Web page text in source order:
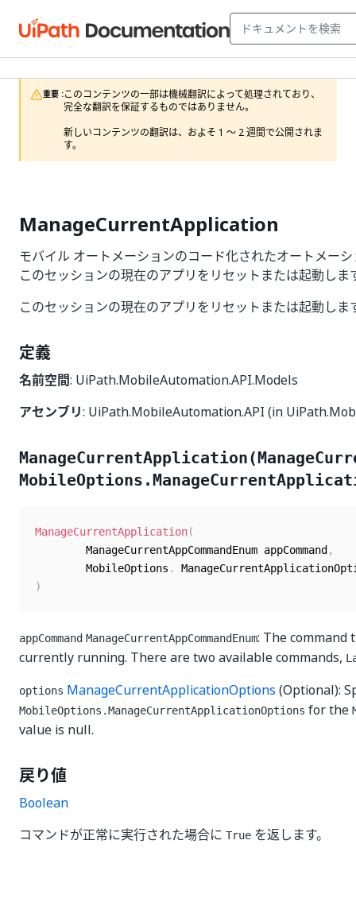
重要 :このコンテンツの一部は機械翻訳によって処理されており、
完全な翻訳を保証するものではありません。
新しいコンテンツの翻訳は、およそ 1 ～ 2 週間で公開されま
す。
ManageCurrentApplication
モバイル オートメーションのコード化されたオートメー
このセッションの現在のアプリをリセットまたは起動しま
このセッションの現在のアプリをリセットまたは起動しま
定義
名前空間: UiPath.MobileAutomation.API.Models
アセンブリ: UiPath.MobileAutomation.API (in
ManageCurrentApplication(
	    ManageCurrentAppCommandEnum appCommand
,
	    MobileOptions
.
)
appCommand ManageCurrentAppCommandEnum: The
currently running. There are two available commands,
options ManageCurrentApplicationOptions (Optional):
MobileOptions.ManageCurrentApplicationOptions for the
value is null.
戻り値
Boolean
コマンドが正常に実行された場合に True を返します。